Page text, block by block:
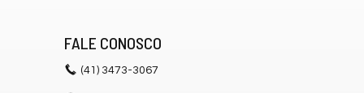
FALE CONOSCO
(41) 3473-3067